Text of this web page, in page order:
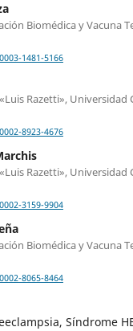
Biomédica y Vacuna
1481-5166
Razetti», Universidad
8923-4676
Razetti», Universidad
3159-9904
Biomédica y Vacuna
8065-8464
Síndrome